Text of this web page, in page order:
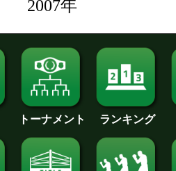
2007年
トーナメント ランキング